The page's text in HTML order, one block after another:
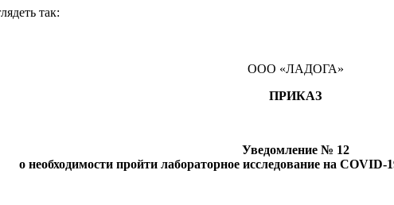
так:
ООО «ЛАДОГА»
ПРИКАЗ
Уведомление № 12
о необходимости пройти лабораторное исследование на